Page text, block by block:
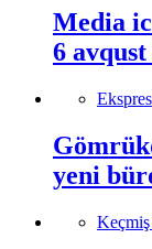
Media
6
yeni
Keçmiş